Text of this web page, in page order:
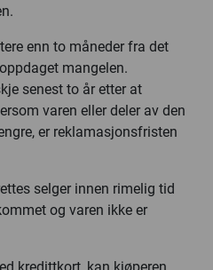
enn to måneder fra det
mangelen.
senest to år etter at
varen eller deler av den
er reklamasjonsfristen
selger innen rimelig tid
og varen ikke er